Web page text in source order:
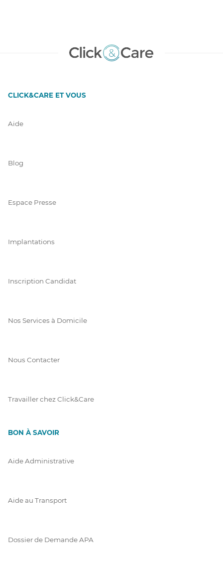
CLICK&CARE ET VOUS
Aide
Blog
Espace Presse
Implantations
Inscription Candidat
Nos Services à Domicile
Nous Contacter
Travailler chez Click&Care
BON À SAVOIR
Aide Administrative
Aide au Transport
Dossier de Demande APA